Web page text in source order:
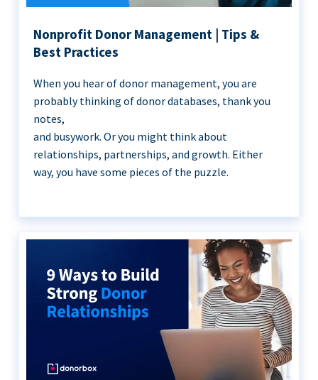
Nonprofit Donor Management | Tips &
Best Practices
When you hear of donor management, you are
probably thinking of donor databases, thank you
notes,
and busywork. Or you might think about
relationships, partnerships, and growth. Either
way, you have some pieces of the puzzle.